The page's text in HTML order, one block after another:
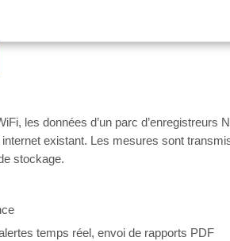
les données d’un parc d’enregistreurs
existant. Les mesures sont
stockage.
temps réel, envoi de rapports PDF